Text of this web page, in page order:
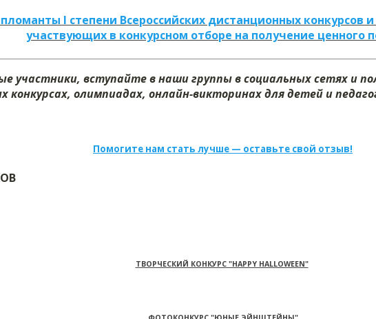
I степени Всероссийских дистанционных конкурсов
участвующих в конкурсном отборе на получение ценного
участники, вступайте в наши группы в социальных сетях и
конкурсах, олимпиадах, онлайн-викторинах для детей и
Помогите нам стать лучше — оставьте свой отзыв!
ТВОРЧЕСКИЙ КОНКУРС "HAPPY HALLOWEEN"